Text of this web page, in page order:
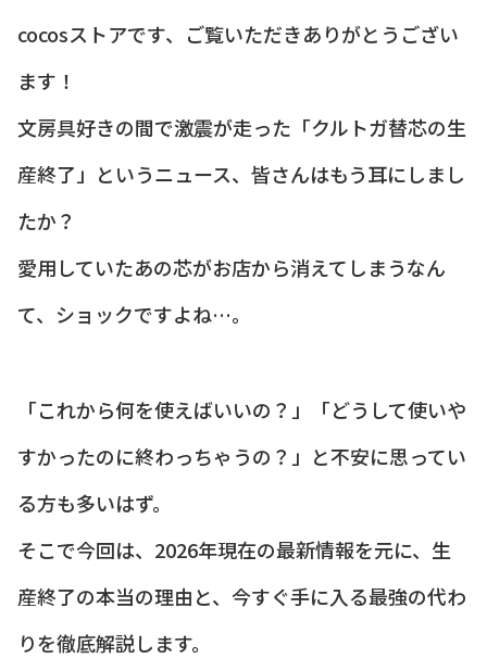
cocosストアです、ご覧いただきありがとうござい
ます！
文房具好きの間で激震が走った「クルトガ替芯の生
産終了」というニュース、皆さんはもう耳にしまし
たか？
愛用していたあの芯がお店から消えてしまうなん
て、ショックですよね…。
「これから何を使えばいいの？」「どうして使いや
すかったのに終わっちゃうの？」と不安に思ってい
る方も多いはず。
そこで今回は、2026年現在の最新情報を元に、生
産終了の本当の理由と、今すぐ手に入る最強の代わ
りを徹底解説します。